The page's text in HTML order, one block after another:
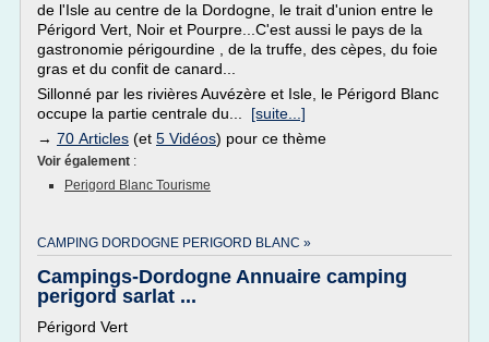
de l'Isle au centre de la Dordogne, le trait d'union entre le
Périgord Vert, Noir et Pourpre...C'est aussi le pays de la
gastronomie périgourdine , de la truffe, des cèpes, du foie
gras et du confit de canard...
Sillonné par les rivières Auvézère et Isle, le Périgord Blanc
occupe la partie centrale du... [suite...]
→ 70 Articles (et 5 Vidéos) pour ce thème
Voir également :
Perigord Blanc Tourisme
CAMPING DORDOGNE PERIGORD BLANC »
Campings-Dordogne Annuaire camping
perigord sarlat ...
Périgord Vert